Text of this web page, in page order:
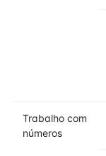
Trabalho com
números